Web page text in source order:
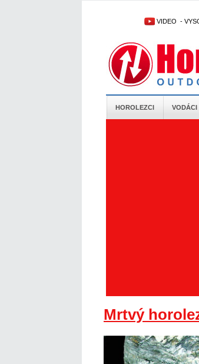
VIDEO -
HOROLEZCI VODÁCI
Mrtvý